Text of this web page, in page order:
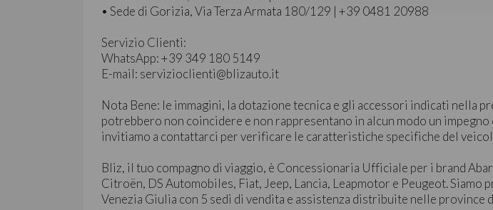
• Sede di Gorizia, Via Terza Armata 180/129 | +39 0481 20988
Servizio Clienti:
WhatsApp: +39 349 180 5149
E-mail: servizioclienti@blizauto.it
Nota Bene: le immagini, la dotazione tecnica e gli accessori indicati nella
potrebbero non coincidere e non rappresentano in alcun modo un impegno
invitiamo a contattarci per verificare le caratteristiche specifiche del
Bliz, il tuo compagno di viaggio, è Concessionaria Ufficiale per i brand
Citroën, DS Automobiles, Fiat, Jeep, Lancia, Leapmotor e Peugeot. Siamo
Venezia Giulia con 5 sedi di vendita e assistenza distribuite nelle province